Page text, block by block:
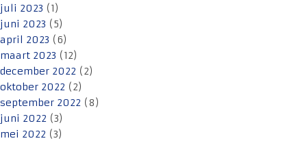
juli 2023 (1)
juni 2023 (5)
april 2023 (6)
maart 2023 (12)
december 2022 (2)
oktober 2022 (2)
september 2022 (8)
juni 2022 (3)
mei 2022 (3)